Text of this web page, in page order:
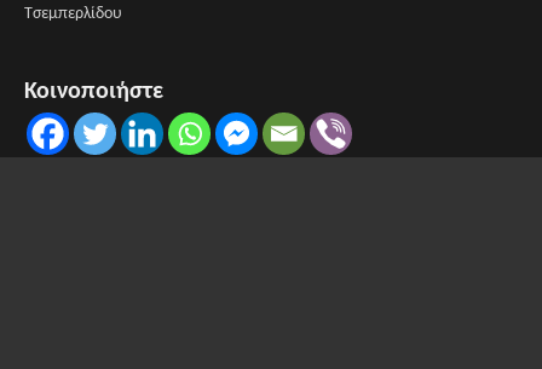
Τσεμπερλίδου
Κοινοποιήστε